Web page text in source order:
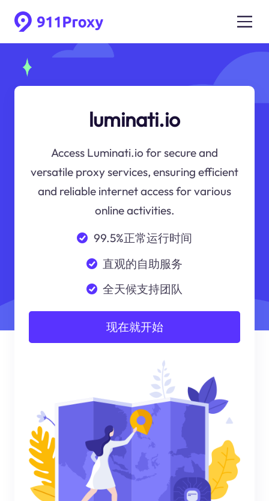
luminati.io
Access Luminati.io for secure and
versatile proxy services, ensuring efficient
and reliable internet access for various
online activities.
99.5%正常运行时间
直观的自助服务
全天候支持团队
现在就开始